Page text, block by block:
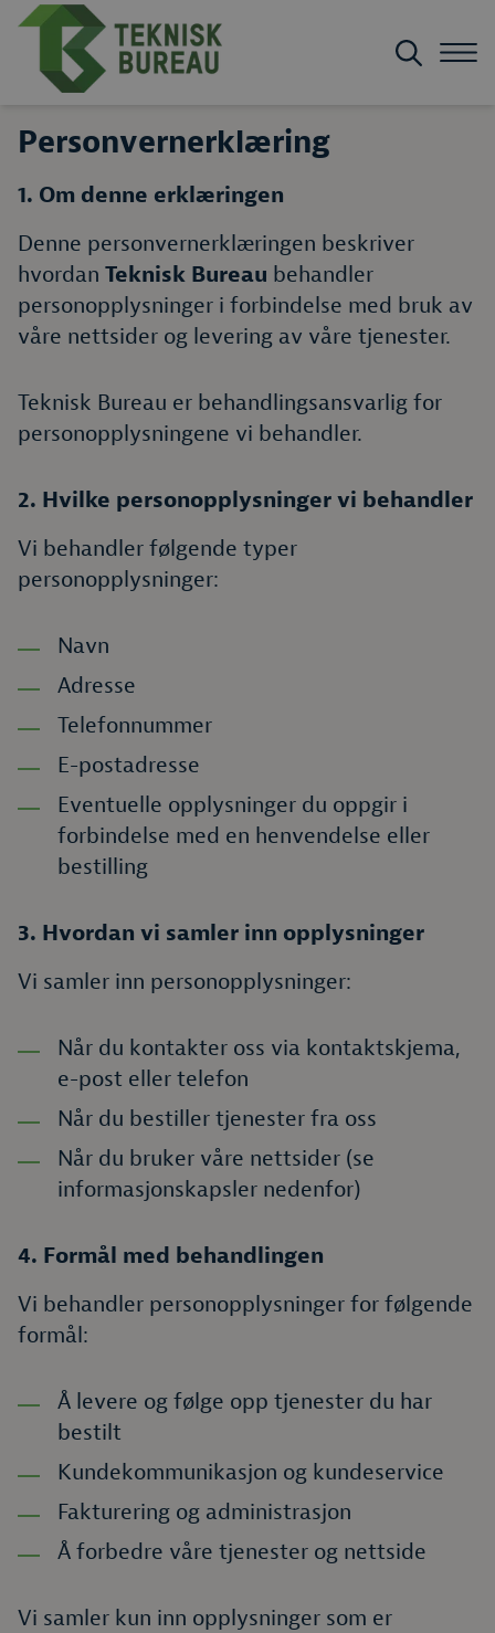
Personvernerklæring
1. Om denne erklæringen
Denne personvernerklæringen beskriver
hvordan Teknisk Bureau behandler
personopplysninger i forbindelse med bruk av
våre nettsider og levering av våre tjenester.
Teknisk Bureau er behandlingsansvarlig for
personopplysningene vi behandler.
2. Hvilke personopplysninger vi behandler
Vi behandler følgende typer
personopplysninger:
Navn
Adresse
Telefonnummer
E-postadresse
Eventuelle opplysninger du oppgir i
forbindelse med en henvendelse eller
bestilling
3. Hvordan vi samler inn opplysninger
Vi samler inn personopplysninger:
Når du kontakter oss via kontaktskjema,
e-post eller telefon
Når du bestiller tjenester fra oss
Når du bruker våre nettsider (se
informasjonskapsler nedenfor)
4. Formål med behandlingen
Vi behandler personopplysninger for følgende
formål:
Å levere og følge opp tjenester du har
bestilt
Kundekommunikasjon og kundeservice
Fakturering og administrasjon
Å forbedre våre tjenester og nettside
Vi samler kun inn opplysninger som er